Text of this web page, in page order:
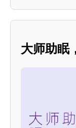
大师助眠